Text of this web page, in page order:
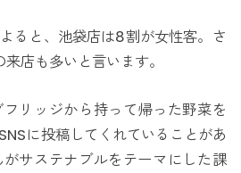
ると、池袋店は8割が女性客。さ
店も多いと言います。
フリッジから持って帰った野菜を
に投稿してくれていることがあ
サステナブルをテーマにした課